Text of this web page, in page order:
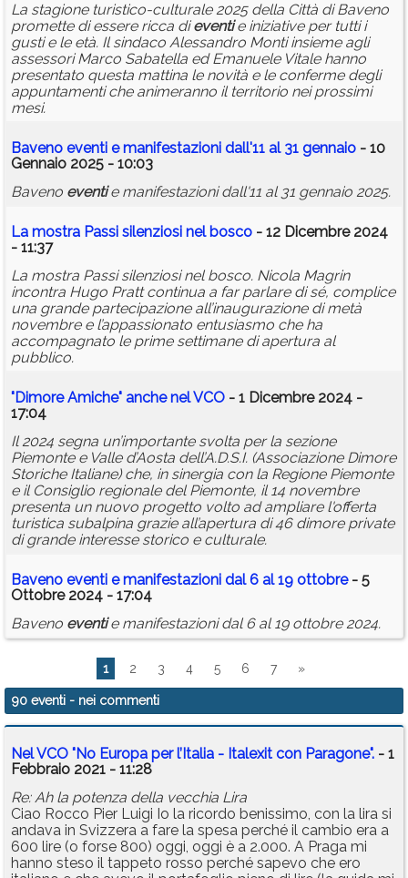
La stagione turistico-culturale 2025 della Città di Baveno
promette di essere ricca dieventie iniziative per tutti i
gusti e le età. Il sindaco Alessandro Monti insieme agli
assessori Marco Sabatella ed Emanuele Vitale hanno
presentato questa mattina le novità e le conferme degli
appuntamenti che animeranno il territorio nei prossimi
mesi.
Baveno eventi e manifestazioni dall'11 al 31 gennaio - 10
Gennaio 2025 - 10:03
Baveno eventie manifestazioni dall'11 al 31 gennaio 2025.
La mostra Passi silenziosi nel bosco - 12 Dicembre 2024
- 11:37
La mostra Passi silenziosi nel bosco. Nicola Magrin
incontra Hugo Pratt continua a far parlare di sé, complice
una grande partecipazione all’inaugurazione di metà
novembre e l’appassionato entusiasmo che ha
accompagnato le prime settimane di apertura al
pubblico.
"Dimore Amiche" anche nel VCO - 1 Dicembre 2024 -
17:04
Il 2024 segna un’importante svolta per la sezione
Piemonte e Valle d’Aosta dell’A.D.S.I. (Associazione Dimore
Storiche Italiane) che, in sinergia con la Regione Piemonte
e il Consiglio regionale del Piemonte, il 14 novembre
presenta un nuovo progetto volto ad ampliare l'offerta
turistica subalpina grazie all’apertura di 46 dimore private
di grande interesse storico e culturale.
Baveno eventi e manifestazioni dal 6 al 19 ottobre- 5
Ottobre 2024 - 17:04
Baveno eventie manifestazioni dal 6 al 19 ottobre 2024.
1 2 3 4 5 6 7 »
90 eventi - nei commenti
Nel VCO "No Europa per l’Italia - Italexit con Paragone". - 1
Febbraio 2021 - 11:28
Re: Ah la potenza della vecchia Lira
Ciao Rocco Pier Luigi Io la ricordo benissimo, con la lira si
andava in Svizzera a fare la spesa perché il cambio era a
600 lire (o forse 800) oggi, oggi è a 2.000. A Praga mi
hanno steso il tappeto rosso perché sapevo che ero